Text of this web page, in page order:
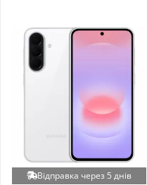
Відправка через 5 днів